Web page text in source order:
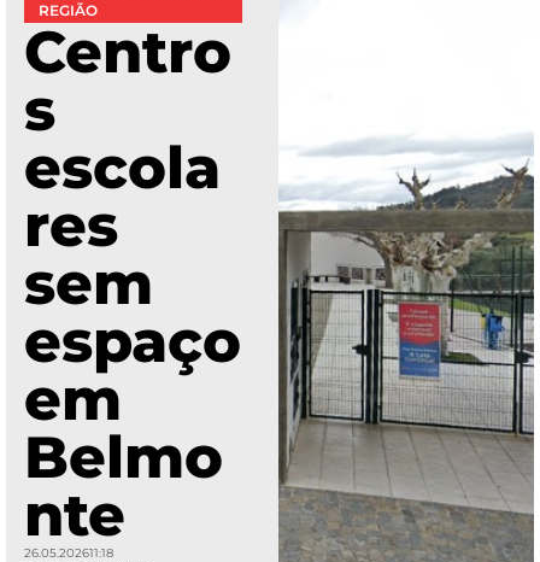
REGIÃO
Centro
s
escola
res
sem
espaço
em
Belmo
nte
26.05.202611:18